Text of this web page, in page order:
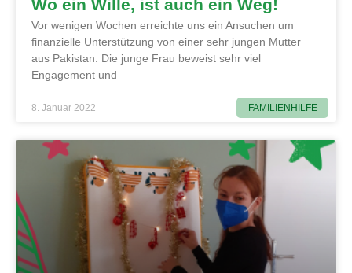
FAMILIENHILFE
Wo ein Wille, ist auch ein Weg!
Vor wenigen Wochen erreichte uns ein Ansuchen um
finanzielle Unterstützung von einer sehr jungen Mutter
aus Pakistan. Die junge Frau beweist sehr viel
Engagement und
8. Januar 2022